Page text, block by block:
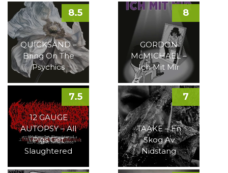
QUICKSAND –
Bring On The
Psychics
8.5
GORDON
McMICHAEL –
Ich Mit Mir
8
12 GAUGE
AUTOPSY – All
Pigs Get
Slaughtered
7.5
TAAKE – En
Skog Av
Nidstang
7